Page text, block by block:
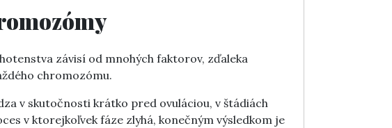
závisí od mnohých faktorov, zďaleka
chromozómu.
v skutočnosti krátko pred ovuláciou, v štádiách
v ktorejkoľvek fáze zlyhá, konečným výsledkom je